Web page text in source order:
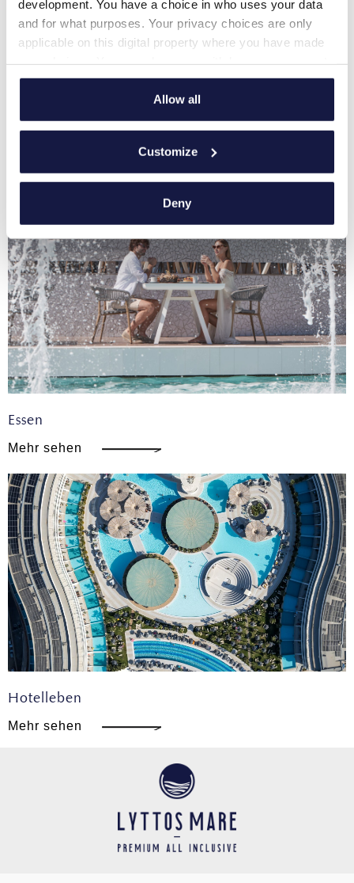
development. You have a choice in who uses your data
and for what purposes. Your privacy choices are only
applicable on this digital property where you have made
any time from the Cookie Declaration or by clicking on
Collect information about your geographical
location which can be accurate to within several
Find out more about how your personal data is processed
and set your preferences in thedetails section.
We use cookies to personalise content and ads, to
provide social media features and to analyse our traffic.
We also share information about your use of our site with
our social media, advertising and analytics partners who
may combine it with other information that you’ve
of their services.
Allow all
Customize
Deny
Mehr sehen
Essen
Mehr sehen
Hotelleben
Mehr sehen